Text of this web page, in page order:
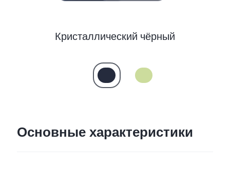
Кристаллический чёрный
Основные характеристики